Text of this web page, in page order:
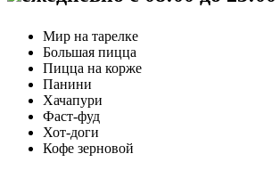
Мир на тарелке
Большая пицца
Пицца на корже
Панини
Хачапури
Фаст-фуд
Хот-доги
Кофе зерновой